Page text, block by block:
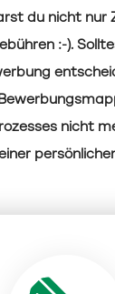
du nicht nur
:-).
nicht